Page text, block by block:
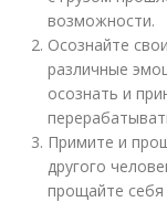
возможности.
Осознайте
различные
осознать и
Примите и
другого
прощайте себя